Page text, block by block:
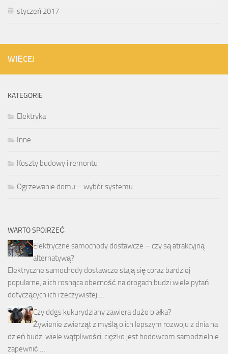
styczeń 2017
WIĘCEJ
KATEGORIE
Elektryka
Inne
Koszty budowy i remontu
Ogrzewanie domu – wybór systemu
WARTO SPOJRZEĆ
Elektryczne samochody dostawcze – czy są atrakcyjną
alternatywą?
Elektryczne samochody dostawcze stają się coraz bardziej
popularne, a ich rosnąca obecność na drogach budzi wiele pytań
dotyczących ich rzeczywistej …
Czy ddgs kukurydziany zawiera dużo białka?
Żywienie zwierząt z myślą o ich lepszym rozwoju z dnia na
dzień budzi wiele wątpliwości, ciężko jest hodowcom samodzielnie
zapewnić …